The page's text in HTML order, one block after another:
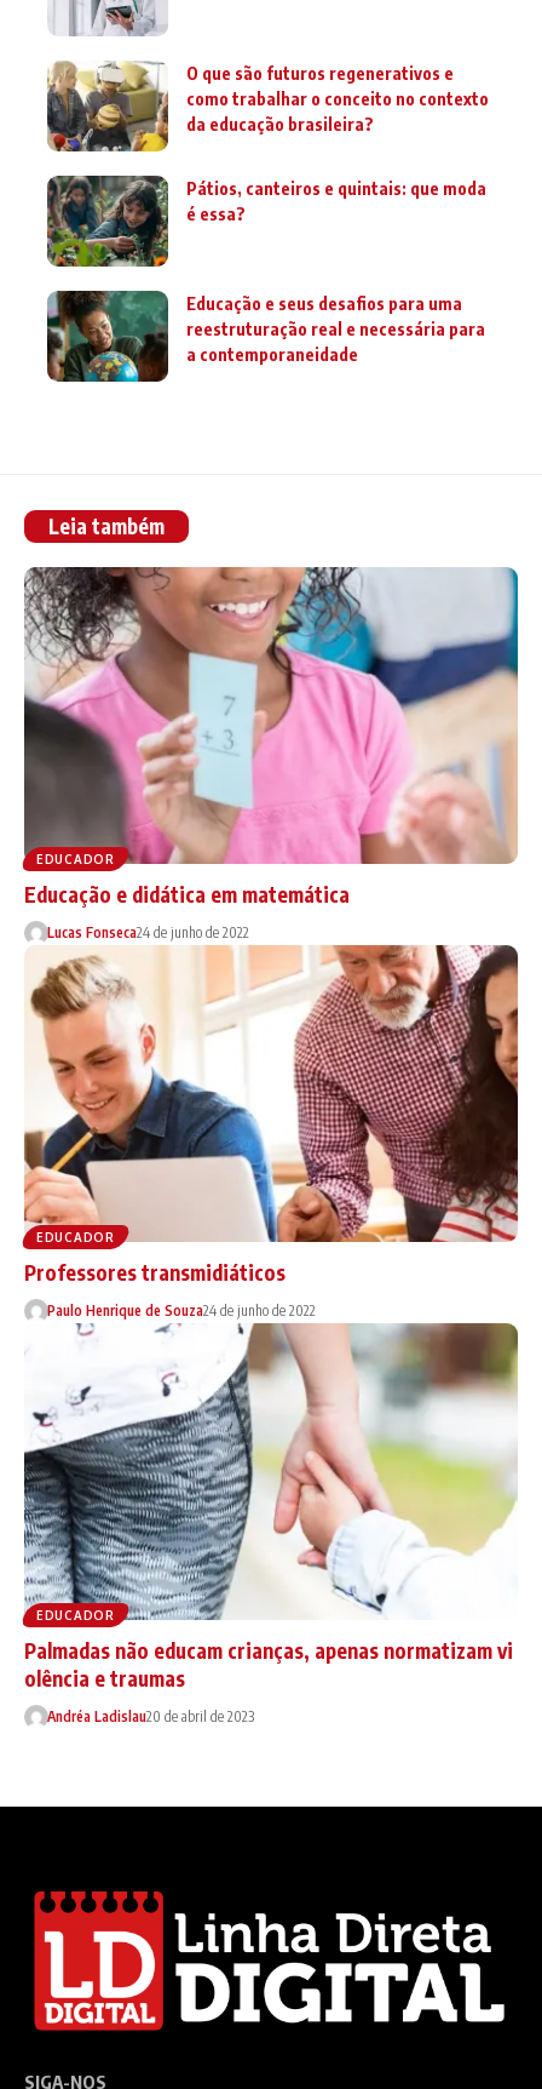
O que são futuros regenerativos e
como trabalhar o conceito no contexto
da educação brasileira?
Pátios, canteiros e quintais: que moda
é essa?
Educação e seus desafios para uma
reestruturação real e necessária para
a contemporaneidade
Leia também
EDUCADOR
Educação e didática em matemática
Lucas Fonseca24 de junho de 2022
EDUCADOR
Professores transmidiáticos
Paulo Henrique de Souza24 de junho de 2022
EDUCADOR
Palmadas não educam crianças, apenas normatizam vi
olência e traumas
Andréa Ladislau20 de abril de 2023
SIGA-NOS